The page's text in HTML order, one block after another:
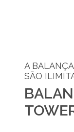
A
SÃO